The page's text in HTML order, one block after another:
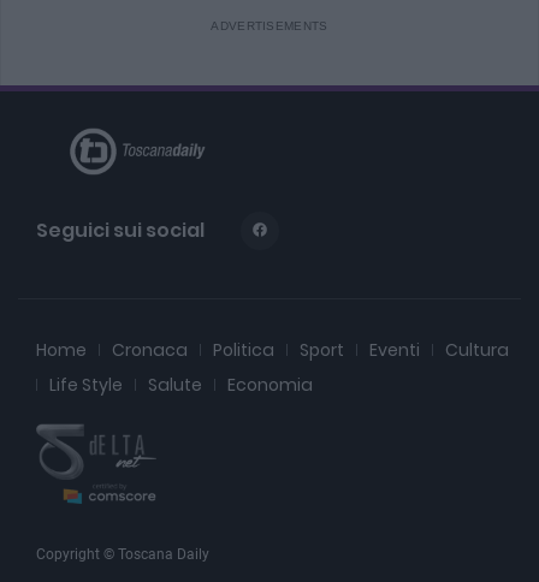
Seguici sui social
Home Cronaca Politica Sport Eventi
Cultura
Life Style
Salute Economia
Copyright © Toscana Daily